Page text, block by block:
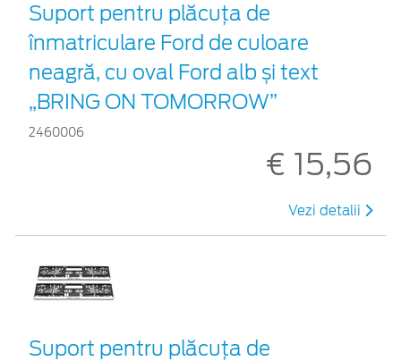
Suport pentru plăcuța de
înmatriculare Ford de culoare
neagră, cu oval Ford alb și text
„BRING ON TOMORROW”
2460006
€ 15,56
Vezi detalii
Suport pentru plăcuța de